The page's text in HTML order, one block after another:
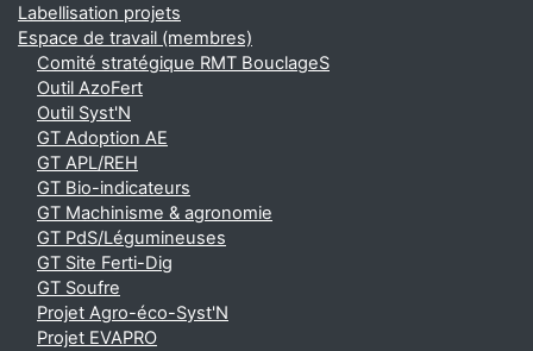
Labellisation projets
Espace de travail (membres)
Comité stratégique RMT BouclageS
Outil AzoFert
Outil Syst'N
GT Adoption AE
GT APL/REH
GT Bio-indicateurs
GT Machinisme & agronomie
GT PdS/Légumineuses
GT Site Ferti-Dig
GT Soufre
Projet Agro-éco-Syst'N
Projet EVAPRO